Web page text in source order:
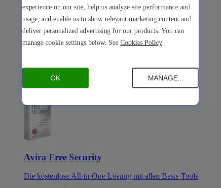
Die 3-in-1-Lösung mit mehreren Premium-Tools
Avira Free Security
Avira Free Security
Die kostenlose All-in-One-Lösung mit allen Basis-Tools
experience on our site, help us analyze site performance and
usage, and enable us to show relevant marketing content and
deliver personalized advertising for our products. You can
manage cookie settings below. See Cookies Policy
OK MANAGE...